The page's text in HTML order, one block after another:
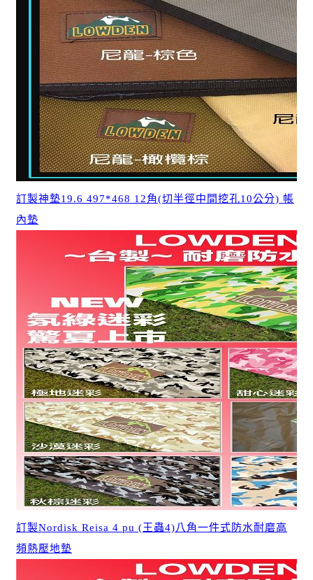
訂製神墊19.6 497*468 12角(切半徑中間挖孔10公分) 帳
內墊
訂製Nordisk Reisa 4 pu (王蟲4)八角一件式防水耐磨高
頻熱壓地墊